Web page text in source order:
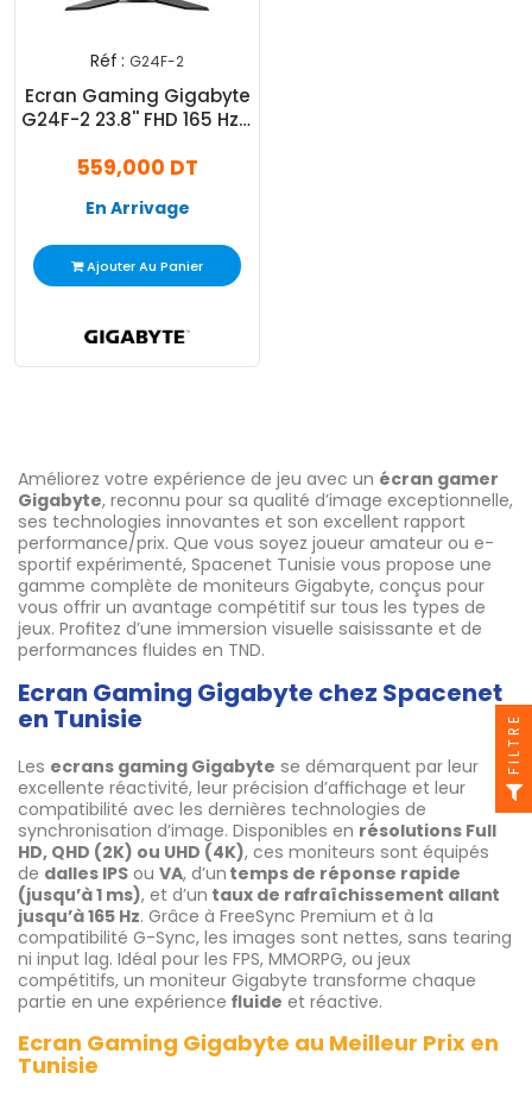
Réf : G24F-2
Ecran Gaming Gigabyte
G24F-2 23.8'' FHD 165 Hz -
559,000 DT
En Arrivage
Ajouter Au Panier
Améliorez votre expérience de jeu avec un écran gamer
Gigabyte, reconnu pour sa qualité d’image exceptionnelle,
ses technologies innovantes et son excellent rapport
performance/prix. Que vous soyez joueur amateur ou e-
sportif expérimenté, Spacenet Tunisie vous propose une
gamme complète de moniteurs Gigabyte, conçus pour
vous offrir un avantage compétitif sur tous les types de
jeux. Profitez d’une immersion visuelle saisissante et de
performances fluides en TND.
Ecran Gaming Gigabyte chez Spacenet
en Tunisie
Les ecrans gaming Gigabyte se démarquent par leur
excellente réactivité, leur précision d’affichage et leur
compatibilité avec les dernières technologies de
synchronisation d’image. Disponibles en résolutions Full
HD, QHD (2K) ou UHD (4K), ces moniteurs sont équipés
de dalles IPS ou VA, d’un temps de réponse rapide
(jusqu’à 1 ms), et d’un taux de rafraîchissement allant
jusqu’à 165 Hz. Grâce à FreeSync Premium et à la
compatibilité G-Sync, les images sont nettes, sans tearing
ni input lag. Idéal pour les FPS, MMORPG, ou jeux
compétitifs, un moniteur Gigabyte transforme chaque
partie en une expérience fluide et réactive.
Ecran Gaming Gigabyte au Meilleur Prix en
Tunisie
FILTRE